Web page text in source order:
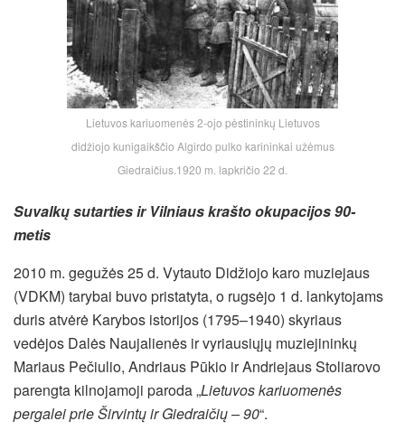
Lietuvos kariuomenės 2-ojo pėstininkų Lietuvos
didžiojo kunigaikščio Algirdo pulko karininkai užėmus
Giedraičius.1920 m. lapkričio 22 d.
Suvalkų sutarties ir Vilniaus krašto okupacijos 90-
metis
2010 m. gegužės 25 d. Vytauto Didžiojo karo muziejaus
(VDKM) tarybai buvo pristatyta, o rugsėjo 1 d. lankytojams
duris atvėrė Karybos istorijos (1795–1940) skyriaus
vedėjos Dalės Naujalienės ir vyriausiųjų muziejininkų
Mariaus Pečiulio, Andriaus Pūkio ir Andriejaus Stoliarovo
parengta kilnojamoji paroda „Lietuvos kariuomenės
pergalei prie Širvintų ir Giedraičių – 90“.